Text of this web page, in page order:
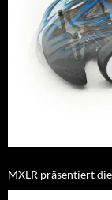
MXLR präsentiert